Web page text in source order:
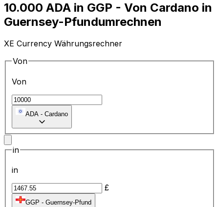
10.000 ADA in GGP - Von Cardano in
Guernsey-Pfundumrechnen
XE Currency Währungsrechner
Von
Von
ADA - Cardano
in
in
£
GGP - Guernsey-Pfund